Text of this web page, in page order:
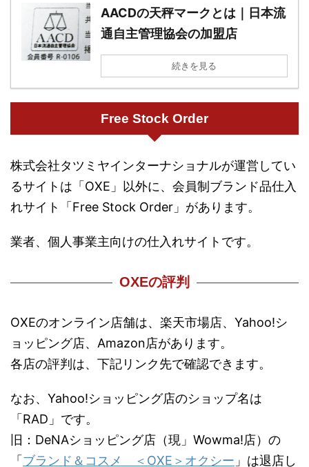
AACDの天秤マークとは｜日本流
通自主管理協会の加盟店
続きを見る
Free Stock Order
株式会社タツミヤインターナショナルが運営してい
るサイトは「OXE」以外に、会員制ブランド品仕入
れサイト「Free Stock Order」があります。
業者、個人事業主向けの仕入れサイトです。
OXEの評判
OXEのオンライン店舗は、楽天市場店、Yahoo!シ
ョッピング店、Amazon店があります。
各店の評判は、下記リンク先で確認できます。
なお、Yahoo!ショッピング店のショップ名は
「RAD」です。
旧：DeNAショッピング店（現」Wowma!店）の
「 ブランド＆コスメ ＜OXE＞オクシー 」は退店し